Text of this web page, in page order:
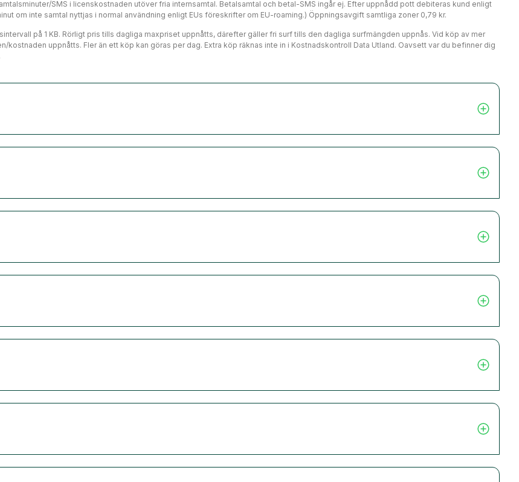
SMS i licenskostnaden utöver fria internsamtal. Betalsamtal och betal-SMS ingår ej. Efter uppnådd pott debiteras kund enligt
om inte samtal nyttjas i normal användning enligt EUs föreskrifter om EU-roaming.) Öppningsavgift samtliga zoner 0,79 kr.
på 1 KB. Rörligt pris tills dagliga maxpriset uppnåtts, därefter gäller fri surf tills den dagliga surfmängden uppnås. Vid köp av mer
uppnåtts. Fler än ett köp kan göras per dag. Extra köp räknas inte in i Kostnadskontroll Data Utland. Oavsett var du befinner dig